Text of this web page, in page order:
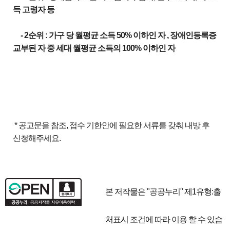
득 고령자 등
- 2순위 : 가구 당 월평균 소득 50% 이하인 자 , 장애인등록증
교부된 자 중 세대 월평균 소득의 100% 이하인 자
* 공고문을 참조, 접수 기한안에 필요한 서류를 갖춰 내방 후
신청해주세요.
본 저작물은 "공공누리"제1유형:출
처표시 조건에 따라 이용 할 수 있습